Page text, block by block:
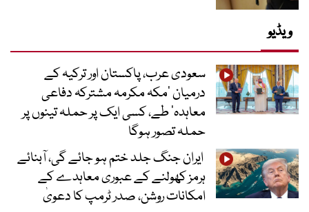
ویڈیو
سعودی عرب، پاکستان اور ترکیہ کے
درمیان ’مکہ مکرمہ مشترکہ دفاعی
معاہدہ‘ طے، کسی ایک پر حملہ تینوں پر
حملہ تصور ہوگا
ایران جنگ جلد ختم ہو جائے گی، آبنائے
ہرمز کھولنے کے عبوری معاہدے کے
امکانات روشن، صدر ٹرمپ کا دعویٰ